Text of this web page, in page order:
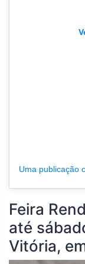
Feira
até
Vitória,